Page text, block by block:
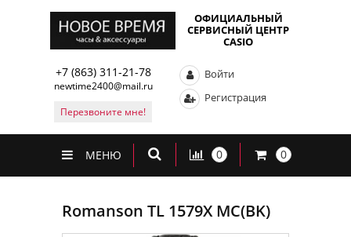
ОФИЦИАЛЬНЫЙ
СЕРВИСНЫЙ ЦЕНТР
CASIO
+7 (863) 311-21-78
newtime2400@mail.ru
Перезвоните мне!
Войти
Регистрация
МЕНЮ 0 0
Romanson TL 1579X MC(BK)